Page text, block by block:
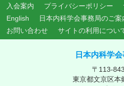
入会案内 プライバシーポリシー
English
日本内科学会事務局のご案
お問い合わせ
サイトの利用につい
日本内科学
〒113-
東京都文京区本